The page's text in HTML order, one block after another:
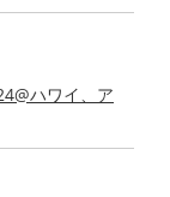
ハワイ、ア